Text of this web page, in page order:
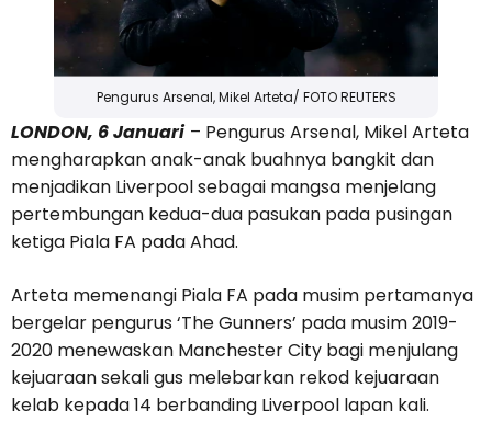
Pengurus Arsenal, Mikel Arteta/ FOTO REUTERS
LONDON, 6 Januari – Pengurus Arsenal, Mikel Arteta
mengharapkan anak-anak buahnya bangkit dan
menjadikan Liverpool sebagai mangsa menjelang
pertembungan kedua-dua pasukan pada pusingan
ketiga Piala FA pada Ahad.
Arteta memenangi Piala FA pada musim pertamanya
bergelar pengurus ‘The Gunners’ pada musim 2019-
2020 menewaskan Manchester City bagi menjulang
kejuaraan sekali gus melebarkan rekod kejuaraan
kelab kepada 14 berbanding Liverpool lapan kali.